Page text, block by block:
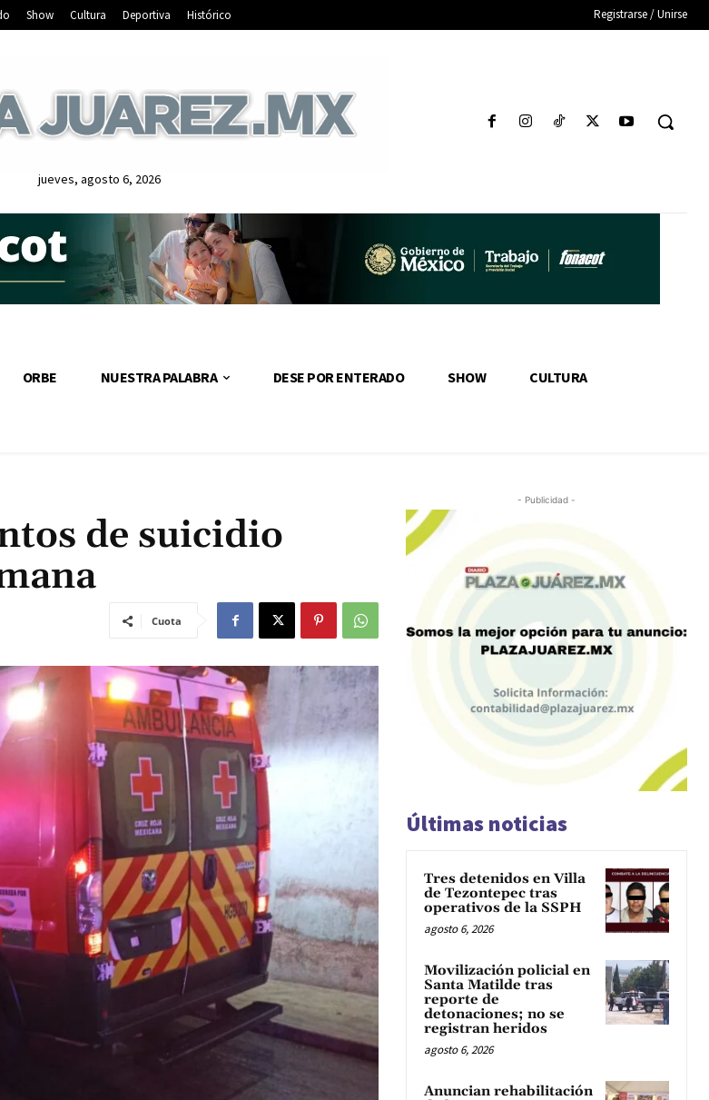
Show Cultura Deportiva Histórico Registrarse / Unirse
jueves, agosto 6, 2026
ORBE NUESTRA PALABRA DESE POR ENTERADO SHOW CULTURA
de suicidio
Cuota
- Publicidad -
Últimas noticias
Tres detenidos en Villa
de Tezontepec tras
operativos de la SSPH
agosto 6, 2026
Movilización policial en
Santa Matilde tras
reporte de
detonaciones; no se
registran heridos
agosto 6, 2026
Anuncian rehabilitación